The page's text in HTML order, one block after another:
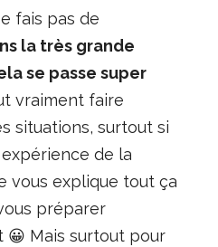
fais pas de
la très grande
se passe super
vraiment faire
situations, surtout si
expérience de la
vous explique tout ça
préparer
Mais surtout pour